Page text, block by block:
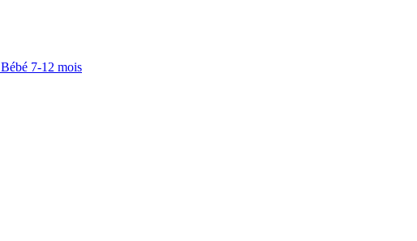
Bébé 7-12 mois